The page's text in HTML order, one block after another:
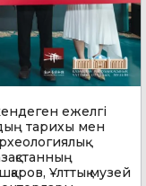
ежелгі
тарихы мен
Ұлттық музей